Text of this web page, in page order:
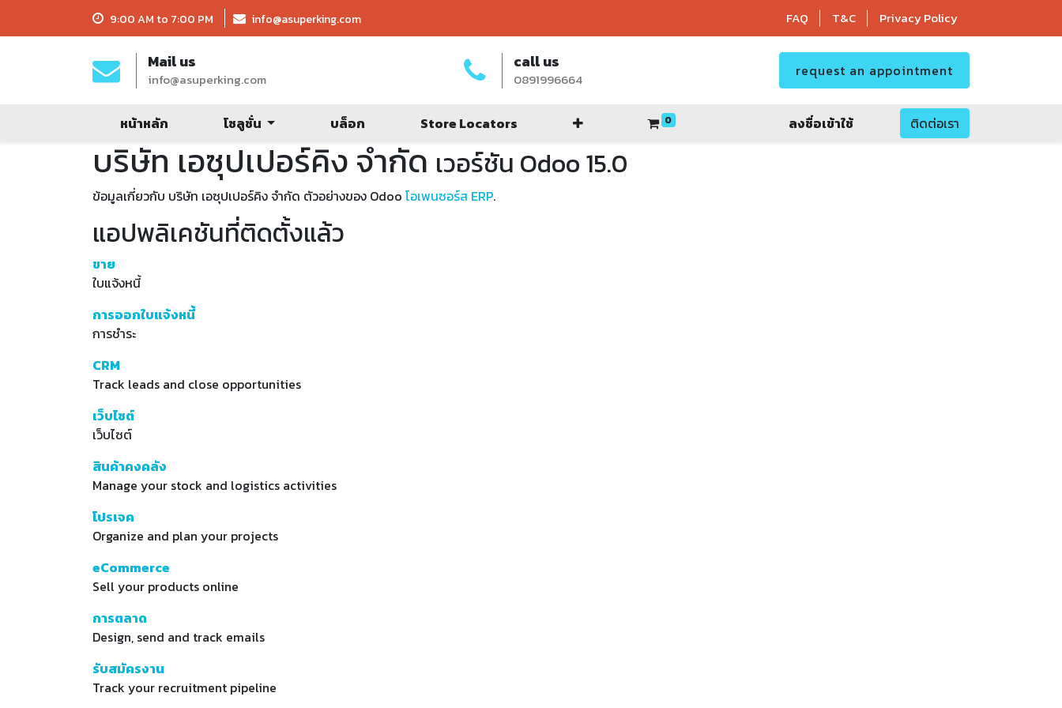
9:00 AM to 7:00 PM info@asuperking.com FAQ T&C Privacy Policy
Mail us
info@asuperking.com
call us
0891996664 request an appointment
หน้าหลัก โซลูชั่น บล็อก Store Locators 0 ลงชื่อเข้าใช้ ติดต่อเรา
บริษัท เอซุปเปอร์คิง จำกัด เวอร์ชัน Odoo 15.0
ข้อมูลเกี่ยวกับ บริษัท เอซุปเปอร์คิง จำกัด ตัวอย่างของ Odoo โอเพนซอร์ส ERP.
แอปพลิเคชันที่ติดตั้งแล้ว
ขาย
ใบแจ้งหนี้
การออกใบแจ้งหนี้
การชำระ
CRM
Track leads and close opportunities
เว็บไซต์
เว็บไซต์
สินค้าคงคลัง
Manage your stock and logistics activities
โปรเจค
Organize and plan your projects
eCommerce
Sell your products online
การตลาด
Design, send and track emails
รับสมัครงาน
Track your recruitment pipeline